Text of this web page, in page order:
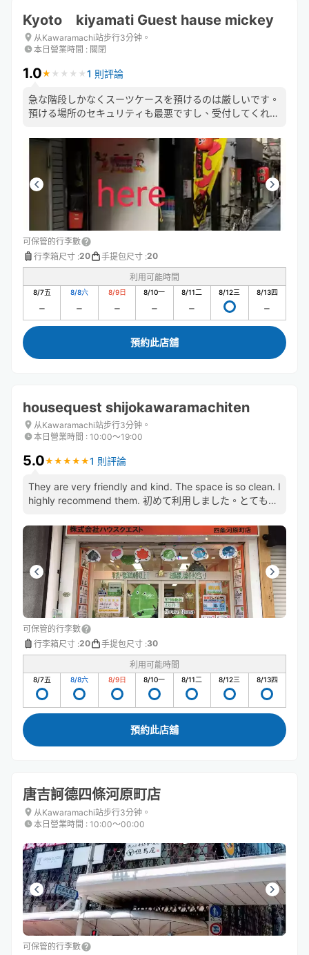
Kyoto kiyamati Guest hause mickey
从Kawaramachi站步行3分钟。
本日營業時間 : 關閉
1.0★ ★ ★ ★ ★
★ ★ ★ ★ ★ 1 則評論
急な階段しかなくスーツケースを預けるのは厳しいです。
預ける場所のセキュリティも最悪ですし、受付してくれた
に扱われて不快でした
可保管的行李數
行李箱尺寸 :20 手提包尺寸 :20
利用可能時間
8/7五 8/8六 8/9日 8/10一 8/11二 8/12三 8/13四
預約此店舖
housequest shijokawaramachiten
从Kawaramachi站步行3分钟。
本日營業時間 : 10:00〜19:00
5.0★ ★ ★ ★ ★
★ ★ ★ ★ ★1 則評論
They are very friendly and kind. The space is so clean. I
highly recommend them. 初めて利用しました。とても親
可保管的行李數
行李箱尺寸 :20 手提包尺寸 :30
利用可能時間
8/7五 8/8六 8/9日 8/10一 8/11二 8/12三 8/13四
預約此店舖
唐吉訶德四條河原町店
从Kawaramachi站步行3分钟。
本日營業時間 : 10:00〜00:00
可保管的行李數